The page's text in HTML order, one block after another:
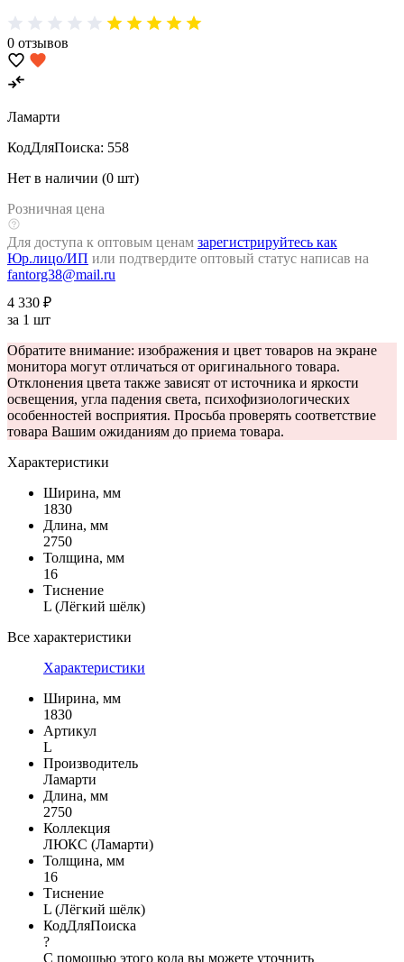
0 отзывов
Ламарти
КодДляПоиска: 558
Нет в наличии (0 шт)
Розничная цена
Для доступа к оптовым ценам зарегистрируйтесь как
Юр.лицо/ИП или подтвердите оптовый статус написав на
fantorg38@mail.ru
4 330 ₽
за 1 шт
Обратите внимание: изображения и цвет товаров на экране
монитора могут отличаться от оригинального товара.
Отклонения цвета также зависят от источника и яркости
освещения, угла падения света, психофизиологических
особенностей восприятия. Просьба проверять соответствие
товара Вашим ожиданиям до приема товара.
Характеристики
Ширина, мм
1830
Длина, мм
2750
Толщина, мм
16
Тиснение
L (Лёгкий шёлк)
Все характеристики
Характеристики
Ширина, мм
1830
Артикул
L
Производитель
Ламарти
Длина, мм
2750
Коллекция
ЛЮКС (Ламарти)
Толщина, мм
16
Тиснение
L (Лёгкий шёлк)
КодДляПоиска
?
С помощью этого кода вы можете уточнить